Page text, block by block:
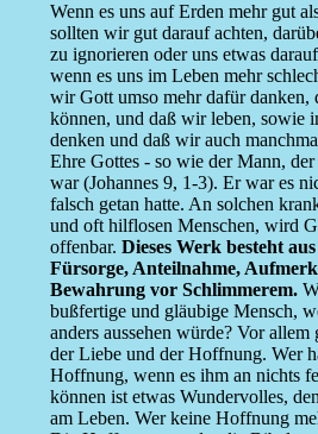
Wenn es uns auf Erden mehr gut
sollten wir gut darauf achten,
zu ignorieren oder uns etwas
wenn es uns im Leben mehr
wir Gott umso mehr dafür danken,
können, und daß wir leben, sowie
denken und daß wir auch
Ehre Gottes - so wie der Mann,
war (Johannes 9, 1-3). Er war es
falsch getan hatte. An solchen
und oft hilflosen Menschen, wird
offenbar. Dieses Werk besteht
Fürsorge, Anteilnahme,
Bewahrung vor Schlimmerem.
bußfertige und gläubige Mensch,
anders aussehen würde? Vor allem
der Liebe und der Hoffnung. Wer
Hoffnung, wenn es ihm an nichts
können ist etwas Wundervolles,
am Leben. Wer keine Hoffnung